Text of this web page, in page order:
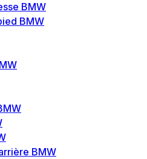
BMW
BMW
BMW